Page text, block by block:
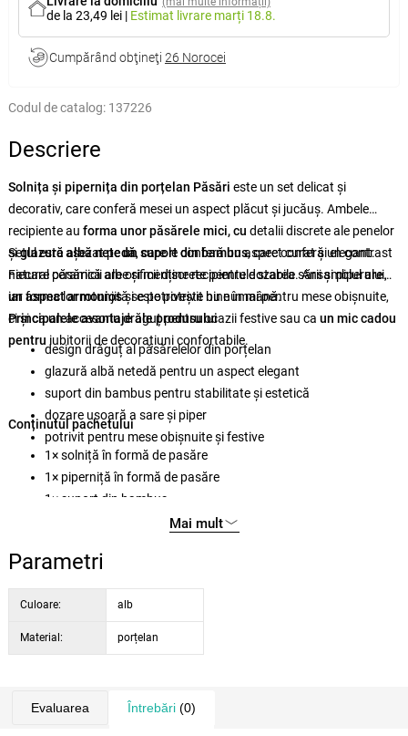
de la 23,49 lei | Estimat livrare marți 18.8.
Cumpărând obţineţi 26 Norocei
Codul de catalog: 137226
Descriere
Solnița și pipernița din porțelan Păsări este un set delicat și
decorativ, care conferă mesei un aspect plăcut și jucăuș. Ambele
recipiente au forma unor păsărele mici, cu detalii discrete ale penelor
șiglazură albă netedă, care le conferă un aspect curat și elegant.
Fiecare păsărică are orificii discrete pentru dozarea sării și piperului,
iar forma lor rotunjită se potrivește bine în mână.
Setul este așezat peun suport din bambus, care conferă un contrast
natural ceramicii albe și menține recipientele stabile. Ansamblulare
un aspect armoniosși este potrivit nu numai pentru mese obișnuite,
ci și ca un accesoriu drăguț pentru ocazii festive sau ca un mic cadou
pentru iubitorii de decorațiuni confortabile.
Principalele avantaje ale produsului
design drăguț al păsărelelor din porțelan
glazură albă netedă pentru un aspect elegant
suport din bambus pentru stabilitate și estetică
dozare ușoară a sare și piper
potrivit pentru mese obișnuite și festive
Conținutul pachetului
1× solniță în formă de pasăre
1× piperniță în formă de pasăre
1× suport din bambus
Mai mult
Parametri
Culoare: alb
Material: porțelan
Evaluarea Întrebări(0)